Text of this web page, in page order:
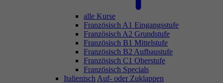
alle Kurse
Französisch A1 Eingangsstufe
Französisch A2 Grundstufe
Französisch B1 Mittelstufe
Französisch B2 Aufbaustufe
Französisch C1 Oberstufe
Französisch Specials
Italienisch Auf- oder Zuklappen